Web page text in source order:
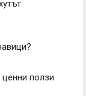
ползи